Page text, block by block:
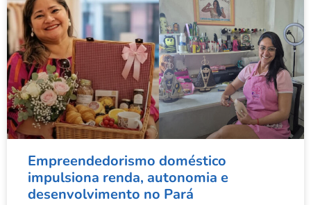
Empreendedorismo doméstico
impulsiona renda, autonomia e
desenvolvimento no Pará